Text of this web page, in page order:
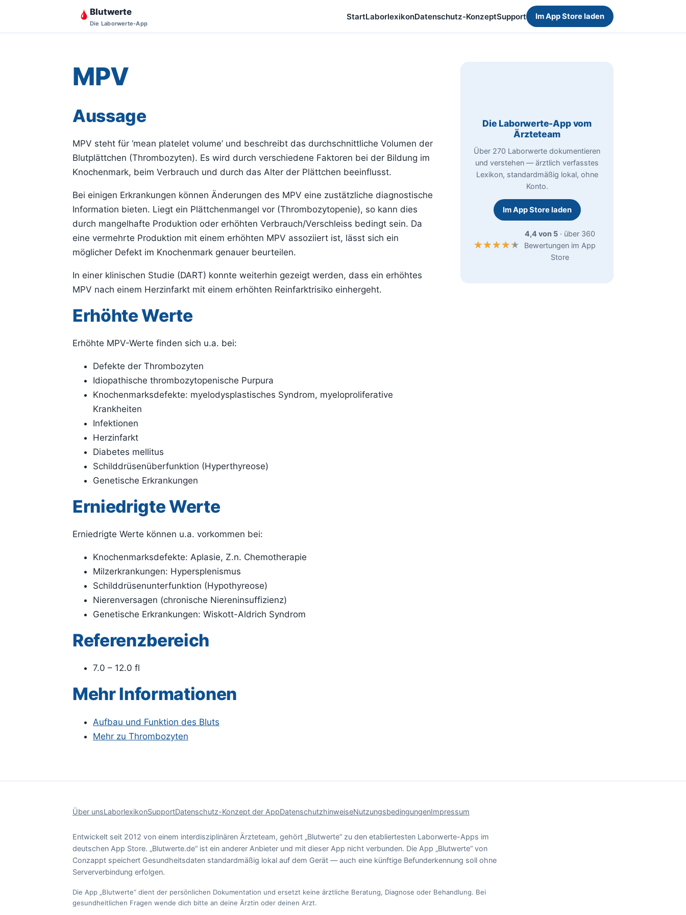
Blutwerte
Die Laborwerte-App
StartLaborlexikonDatenschutz-KonzeptSupport Im App Store laden
MPV
Aussage
MPV steht für ‘mean platelet volume’ und beschreibt das durchschnittliche Volumen der
Blutplättchen (Thrombozyten). Es wird durch verschiedene Faktoren bei der Bildung im
Knochenmark, beim Verbrauch und durch das Alter der Plättchen beeinflusst.
Bei einigen Erkrankungen können Änderungen des MPV eine zustätzliche diagnostische
Information bieten. Liegt ein Plättchenmangel vor (Thrombozytopenie), so kann dies
durch mangelhafte Produktion oder erhöhten Verbrauch/Verschleiss bedingt sein. Da
eine vermehrte Produktion mit einem erhöhten MPV assoziiert ist, lässt sich ein
möglicher Defekt im Knochenmark genauer beurteilen.
In einer klinischen Studie (DART) konnte weiterhin gezeigt werden, dass ein erhöhtes
MPV nach einem Herzinfarkt mit einem erhöhten Reinfarktrisiko einhergeht.
Erhöhte Werte
Erhöhte MPV-Werte finden sich u.a. bei:
Defekte der Thrombozyten
Idiopathische thrombozytopenische Purpura
Knochenmarksdefekte: myelodysplastisches Syndrom, myeloproliferative
Krankheiten
Infektionen
Herzinfarkt
Diabetes mellitus
Schilddrüsenüberfunktion (Hyperthyreose)
Genetische Erkrankungen
Erniedrigte Werte
Erniedrigte Werte können u.a. vorkommen bei:
Knochenmarksdefekte: Aplasie, Z.n. Chemotherapie
Milzerkrankungen: Hypersplenismus
Schilddrüsenunterfunktion (Hypothyreose)
Nierenversagen (chronische Niereninsuffizienz)
Genetische Erkrankungen: Wiskott-Aldrich Syndrom
Referenzbereich
7.0 – 12.0 fl
Mehr Informationen
Aufbau und Funktion des Bluts
Mehr zu Thrombozyten
Die Laborwerte-App vom
Ärzteteam
Über 270 Laborwerte dokumentieren
und verstehen — ärztlich verfasstes
Lexikon, standardmäßig lokal, ohne
Konto.
Im App Store laden
4,4 von 5 · über 360
Bewertungen im App
Store
Über unsLaborlexikonSupportDatenschutz-Konzept der AppDatenschutzhinweiseNutzungsbedingungenImpressum
Entwickelt seit 2012 von einem interdisziplinären Ärzteteam, gehört „Blutwerte“ zu den etabliertesten Laborwerte-Apps im
deutschen App Store. „Blutwerte.de“ ist ein anderer Anbieter und mit dieser App nicht verbunden. Die App „Blutwerte“ von
Conzappt speichert Gesundheitsdaten standardmäßig lokal auf dem Gerät — auch eine künftige Befunderkennung soll ohne
Serververbindung erfolgen.
Die App „Blutwerte“ dient der persönlichen Dokumentation und ersetzt keine ärztliche Beratung, Diagnose oder Behandlung. Bei
gesundheitlichen Fragen wende dich bitte an deine Ärztin oder deinen Arzt.